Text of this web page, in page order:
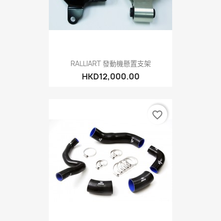
RALLIART 發動機懸置支架
HKD12,000.00
favorite_border